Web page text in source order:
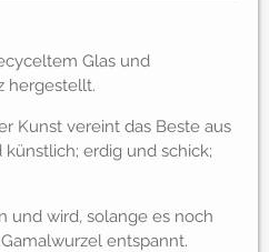
Glas und
hergestellt.
Kunst vereint das Beste aus
erdig und schick;
und wird, solange es noch
entspannt.